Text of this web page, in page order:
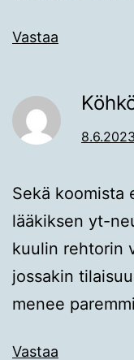
Vastaa
Sekä koomista
lääkiksen yt-
kuulin rehtorin
jossakin
menee
Vastaa